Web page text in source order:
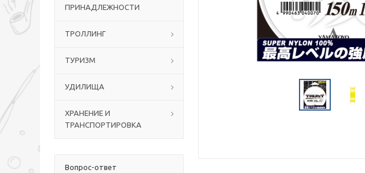
ПРИНАДЛЕЖНОСТИ
ТРОЛЛИНГ
ТУРИЗМ
УДИЛИЩА
ХРАНЕНИЕ И
ТРАНСПОРТИРОВКА
Вопрос-ответ